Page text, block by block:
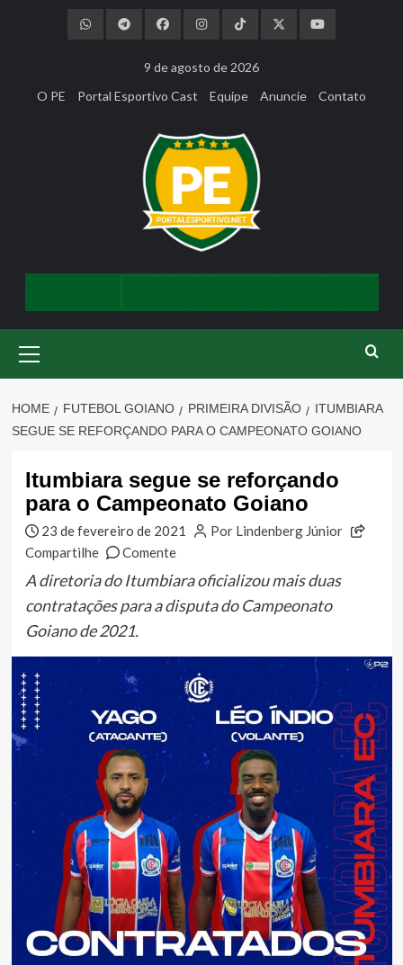
9 de agosto de 2026
O PE
Portal Esportivo Cast Equipe Anuncie Contato
Menu
HOME FUTEBOL GOIANO PRIMEIRA DIVISÃO
ITUMBIARA
SEGUE SE REFORÇANDO PARA O CAMPEONATO GOIANO
Itumbiara segue se reforçando
para o Campeonato Goiano
23 de fevereiro de 2021
Por Lindenberg Júnior
Compartilhe
Comente
A diretoria do Itumbiara oficializou mais duas
contratações para a disputa do Campeonato
Goiano de 2021.